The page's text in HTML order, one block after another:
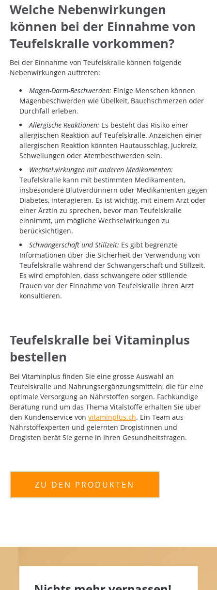
Welche Nebenwirkungen
können bei der Einnahme von
Teufelskralle vorkommen?
Bei der Einnahme von Teufelskralle können folgende
Nebenwirkungen auftreten:
Magen-Darm-Beschwerden: Einige Menschen können
Magenbeschwerden wie Übelkeit, Bauchschmerzen oder
Durchfall erleben.
Allergische Reaktionen: Es besteht das Risiko einer
allergischen Reaktion auf Teufelskralle. Anzeichen einer
allergischen Reaktion könnten Hautausschlag, Juckreiz,
Schwellungen oder Atembeschwerden sein.
Wechselwirkungen mit anderen Medikamenten:
Teufelskralle kann mit bestimmten Medikamenten,
insbesondere Blutverdünnern oder Medikamenten gegen
Diabetes, interagieren. Es ist wichtig, mit einem Arzt oder
einer Ärztin zu sprechen, bevor man Teufelskralle
einnimmt, um mögliche Wechselwirkungen zu
berücksichtigen.
Schwangerschaft und Stillzeit: Es gibt begrenzte
Informationen über die Sicherheit der Verwendung von
Teufelskralle während der Schwangerschaft und Stillzeit.
Es wird empfohlen, dass schwangere oder stillende
Frauen vor der Einnahme von Teufelskralle ihren Arzt
konsultieren.
Teufelskralle bei Vitaminplus
bestellen
Bei Vitaminplus finden Sie eine grosse Auswahl an
Teufelskralle und Nahrungsergänzungsmitteln, die für eine
optimale Versorgung an Nährstoffen sorgen. Fachkundige
Beratung rund um das Thema Vitalstoffe erhalten Sie über
den Kundenservice von vitaminplus.ch. Ein Team aus
Nährstoffexperten und gelernten Drogistinnen und
Drogisten berät Sie gerne in Ihren Gesundheitsfragen.
ZU DEN PRODUKTEN